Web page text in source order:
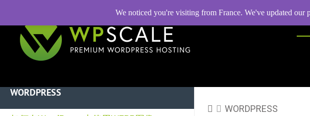
WORDPRESS
WORDPRESS
We noticed you're visiting from France. We've updated our